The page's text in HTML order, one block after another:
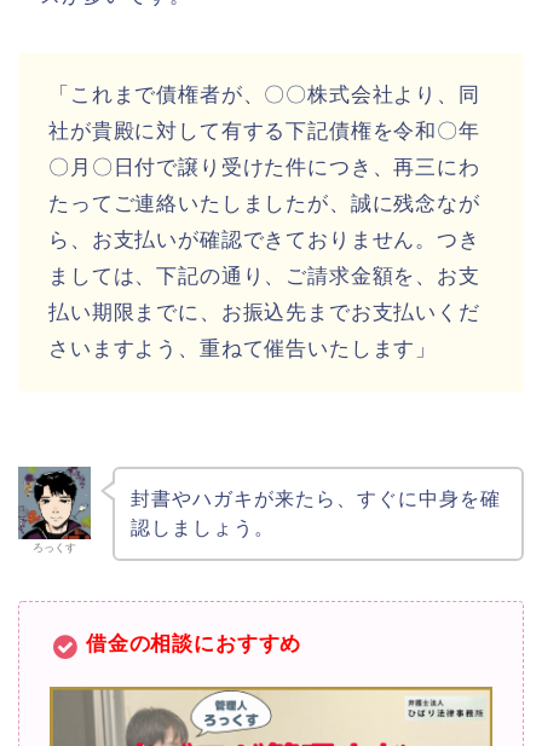
「これまで債権者が、〇〇株式会社より、同
社が貴殿に対して有する下記債権を令和〇年
〇月〇日付で譲り受けた件につき、再三にわ
たってご連絡いたしましたが、誠に残念なが
ら、お支払いが確認できておりません。つき
ましては、下記の通り、ご請求金額を、お支
払い期限までに、お振込先までお支払いくだ
さいますよう、重ねて催告いたします」
ろっくす
封書やハガキが来たら、すぐに中身を確
認しましょう。
借金の相談におすすめ